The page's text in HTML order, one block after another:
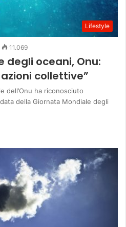
Lifestyle
11.069
degli oceani, Onu:
collettive”
dell’Onu ha riconosciuto
della Giornata Mondiale degli